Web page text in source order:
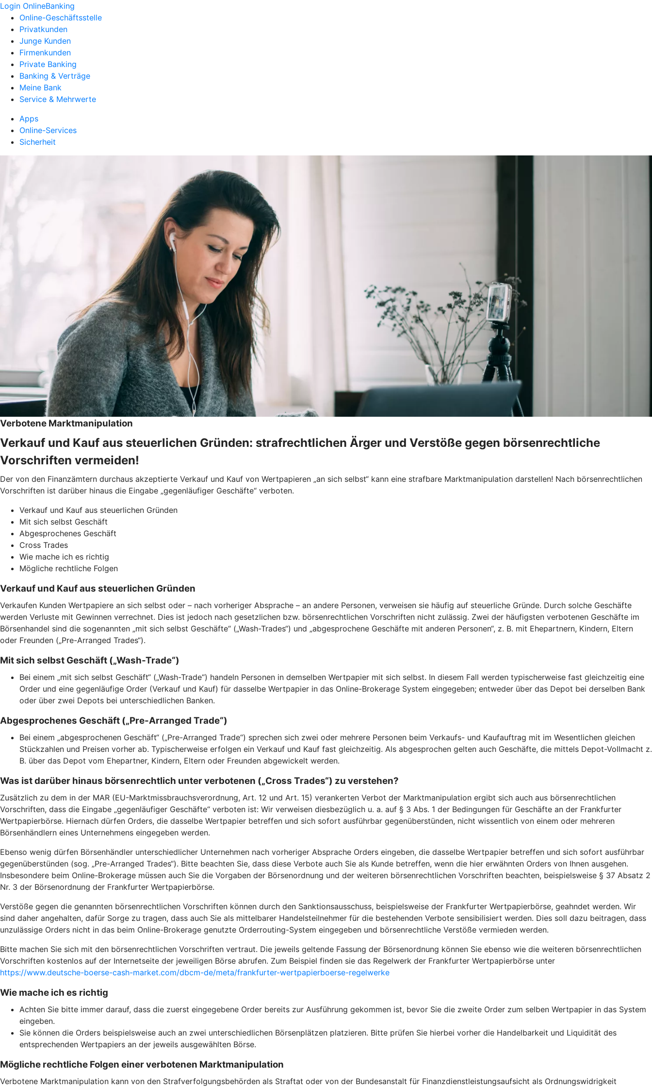
Login OnlineBanking
Online-Geschäftsstelle
Privatkunden
Junge Kunden
Firmenkunden
Private Banking
Banking & Verträge
Meine Bank
Service & Mehrwerte
Apps
Online-Services
Sicherheit
Verbotene Marktmanipulation
Verkauf und Kauf aus steuerlichen Gründen: strafrechtlichen Ärger und Verstöße gegen börsenrechtliche
Vorschriften vermeiden!
Der von den Finanzämtern durchaus akzeptierte Verkauf und Kauf von Wertpapieren „an sich selbst“ kann eine strafbare Marktmanipulation darstellen! Nach börsenrechtlichen
Vorschriften ist darüber hinaus die Eingabe „gegenläufiger Geschäfte“ verboten.
Verkauf und Kauf aus steuerlichen Gründen
Mit sich selbst Geschäft
Abgesprochenes Geschäft
Cross Trades
Wie mache ich es richtig
Mögliche rechtliche Folgen
Verkauf und Kauf aus steuerlichen Gründen
Verkaufen Kunden Wertpapiere an sich selbst oder – nach vorheriger Absprache – an andere Personen, verweisen sie häufig auf steuerliche Gründe. Durch solche Geschäfte
werden Verluste mit Gewinnen verrechnet. Dies ist jedoch nach gesetzlichen bzw. börsenrechtlichen Vorschriften nicht zulässig. Zwei der häufigsten verbotenen Geschäfte im
Börsenhandel sind die sogenannten „mit sich selbst Geschäfte“ („Wash-Trades“) und „abgesprochene Geschäfte mit anderen Personen“, z. B. mit Ehepartnern, Kindern, Eltern
oder Freunden („Pre-Arranged Trades“).
Mit sich selbst Geschäft („Wash-Trade“)
Bei einem „mit sich selbst Geschäft“ („Wash-Trade“) handeln Personen in demselben Wertpapier mit sich selbst. In diesem Fall werden typischerweise fast gleichzeitig eine
Order und eine gegenläufige Order (Verkauf und Kauf) für dasselbe Wertpapier in das Online-Brokerage System eingegeben; entweder über das Depot bei derselben Bank
oder über zwei Depots bei unterschiedlichen Banken.
Abgesprochenes Geschäft („Pre-Arranged Trade“)
Bei einem „abgesprochenen Geschäft“ („Pre-Arranged Trade“) sprechen sich zwei oder mehrere Personen beim Verkaufs- und Kaufauftrag mit im Wesentlichen gleichen
Stückzahlen und Preisen vorher ab. Typischerweise erfolgen ein Verkauf und Kauf fast gleichzeitig. Als abgesprochen gelten auch Geschäfte, die mittels Depot-Vollmacht z.
B. über das Depot vom Ehepartner, Kindern, Eltern oder Freunden abgewickelt werden.
Was ist darüber hinaus börsenrechtlich unter verbotenen („Cross Trades“) zu verstehen?
Zusätzlich zu dem in der MAR (EU-Marktmissbrauchsverordnung, Art. 12 und Art. 15) verankerten Verbot der Marktmanipulation ergibt sich auch aus börsenrechtlichen
Vorschriften, dass die Eingabe „gegenläufiger Geschäfte“ verboten ist: Wir verweisen diesbezüglich u. a. auf § 3 Abs. 1 der Bedingungen für Geschäfte an der Frankfurter
Wertpapierbörse. Hiernach dürfen Orders, die dasselbe Wertpapier betreffen und sich sofort ausführbar gegenüberstünden, nicht wissentlich von einem oder mehreren
Börsenhändlern eines Unternehmens eingegeben werden.
Ebenso wenig dürfen Börsenhändler unterschiedlicher Unternehmen nach vorheriger Absprache Orders eingeben, die dasselbe Wertpapier betreffen und sich sofort ausführbar
gegenüberstünden (sog. „Pre-Arranged Trades“). Bitte beachten Sie, dass diese Verbote auch Sie als Kunde betreffen, wenn die hier erwähnten Orders von Ihnen ausgehen.
Insbesondere beim Online-Brokerage müssen auch Sie die Vorgaben der Börsenordnung und der weiteren börsenrechtlichen Vorschriften beachten, beispielsweise § 37 Absatz 2
Nr. 3 der Börsenordnung der Frankfurter Wertpapierbörse.
Verstöße gegen die genannten börsenrechtlichen Vorschriften können durch den Sanktionsausschuss, beispielsweise der Frankfurter Wertpapierbörse, geahndet werden. Wir
sind daher angehalten, dafür Sorge zu tragen, dass auch Sie als mittelbarer Handelsteilnehmer für die bestehenden Verbote sensibilisiert werden. Dies soll dazu beitragen, dass
unzulässige Orders nicht in das beim Online-Brokerage genutzte Orderrouting-System eingegeben und börsenrechtliche Verstöße vermieden werden.
Bitte machen Sie sich mit den börsenrechtlichen Vorschriften vertraut. Die jeweils geltende Fassung der Börsenordnung können Sie ebenso wie die weiteren börsenrechtlichen
Vorschriften kostenlos auf der Internetseite der jeweiligen Börse abrufen. Zum Beispiel finden sie das Regelwerk der Frankfurter Wertpapierbörse unter
https://www.deutsche-boerse-cash-market.com/dbcm-de/meta/frankfurter-wertpapierboerse-regelwerke
Wie mache ich es richtig
Achten Sie bitte immer darauf, dass die zuerst eingegebene Order bereits zur Ausführung gekommen ist, bevor Sie die zweite Order zum selben Wertpapier in das System
eingeben.
Sie können die Orders beispielsweise auch an zwei unterschiedlichen Börsenplätzen platzieren. Bitte prüfen Sie hierbei vorher die Handelbarkeit und Liquidität des
entsprechenden Wertpapiers an der jeweils ausgewählten Börse.
Mögliche rechtliche Folgen einer verbotenen Marktmanipulation
Verbotene Marktmanipulation kann von den Strafverfolgungsbehörden als Straftat oder von der Bundesanstalt für Finanzdienstleistungsaufsicht als Ordnungswidrigkeit